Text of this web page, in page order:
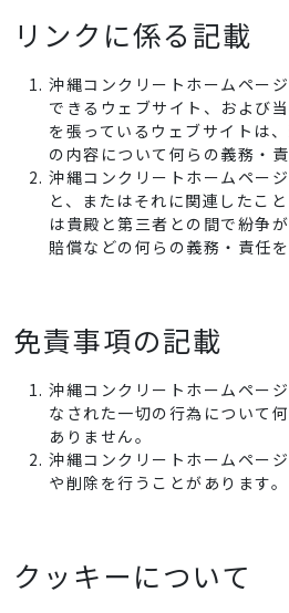
リンクに係る記載
沖縄コンクリートホームペー
できるウェブサイト、および
を張っているウェブサイトは
の内容について何らの義務・責
沖縄コンクリートホームペー
と、またはそれに関連したこ
は貴殿と第三者との間で紛争
賠償などの何らの義務・責任を
免責事項の記載
沖縄コンクリートホームペー
なされた一切の行為について
ありません。
沖縄コンクリートホームペー
や削除を行うことがあります。
クッキーについて